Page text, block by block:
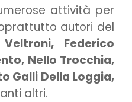
attività per
autori del
Federico
Nello Trocchia,
Galli Della Loggia,
altri.